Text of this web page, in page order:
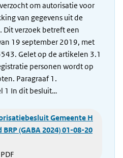
om autorisatie voor
van gegevens uit de
Dit verzoek betreft een
19 september 2019, met
Gelet op de artikelen 3.1
personen wordt op
Paragraaf 1.
1 In dit besluit…
Gemeente H
(GABA 2024) 01-08-20